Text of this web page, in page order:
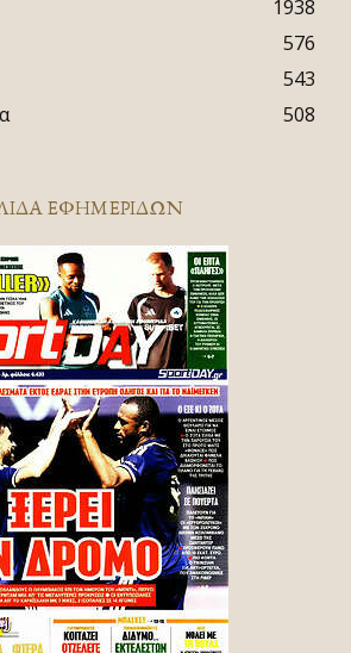
1938
576
543
508
ΕΦΗΜΕΡΊΔΩΝ